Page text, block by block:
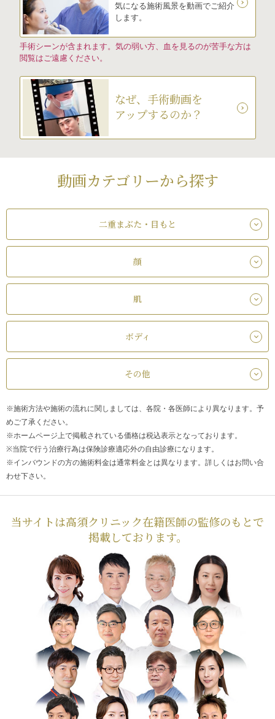
気になる施術風景を動画でご紹介
します。
手術シーンが含まれます。気の弱い方、血を見るのが苦手な方は
閲覧はご遠慮ください。
なぜ、手術動画を
アップするのか？
動画カテゴリーから探す
二重まぶた・目もと
顔
肌
ボディ
その他
※施術方法や施術の流れに関しましては、各院・各医師により異なります。予
めご了承ください。
※ホームページ上で掲載されている価格は税込表示となっております。
※当院で行う治療行為は保険診療適応外の自由診療になります。
※インバウンドの方の施術料金は通常料金とは異なります。詳しくはお問い合
わせ下さい。
当サイトは高須クリニック在籍医師の監修のもとで
掲載しております。